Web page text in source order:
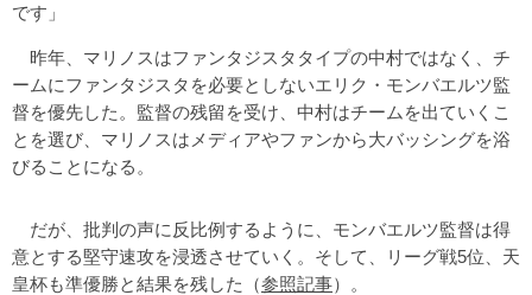
です」
昨年、マリノスはファンタジスタタイプの中村ではなく、チ
ームにファンタジスタを必要としないエリク・モンバエルツ監
督を優先した。監督の残留を受け、中村はチームを出ていくこ
とを選び、マリノスはメディアやファンから大バッシングを浴
びることになる。
だが、批判の声に反比例するように、モンバエルツ監督は得
意とする堅守速攻を浸透させていく。そして、リーグ戦5位、天
皇杯も準優勝と結果を残した（参照記事）。